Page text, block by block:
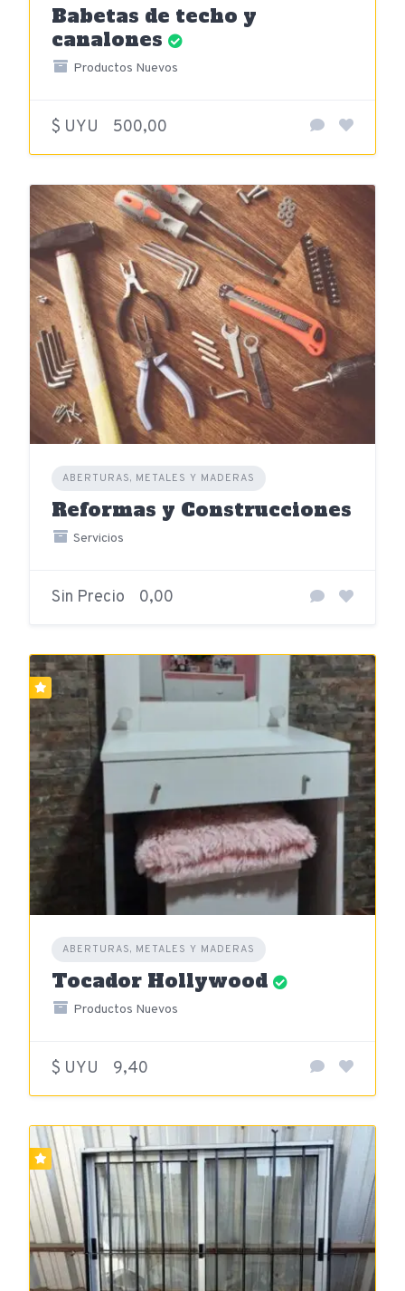
Babetas de techo y
canalones
Productos Nuevos
$ UYU 500,00
ABERTURAS, METALES Y MADERAS
Reformas y Construcciones
Servicios
Sin Precio 0,00
ABERTURAS, METALES Y MADERAS
Tocador Hollywood
Productos Nuevos
$ UYU 9,40